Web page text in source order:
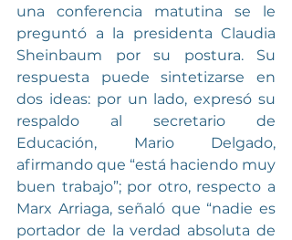
una conferencia matutina se le
preguntó a la presidenta Claudia
Sheinbaum por su postura. Su
respuesta puede sintetizarse en
dos ideas: por un lado, expresó su
respaldo al secretario de
Educación, Mario Delgado,
afirmando que “está haciendo muy
buen trabajo”; por otro, respecto a
Marx Arriaga, señaló que “nadie es
portador de la verdad absoluta de